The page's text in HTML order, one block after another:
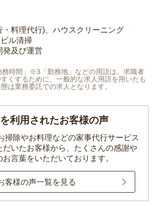
・料理代行)、ハウスクリーニング
ル清掃
発及び運営
時間」※3「勤務地」などの用語は、求職者
くするために、一般的な求人用語を用いたも
は業務委託での求人となります。
利用されたお客様の声
掃除やお料理などの家事代行サービス
いたお客様から、 たくさんの感謝や
お言葉をいただいております。
客様の声一覧を見る